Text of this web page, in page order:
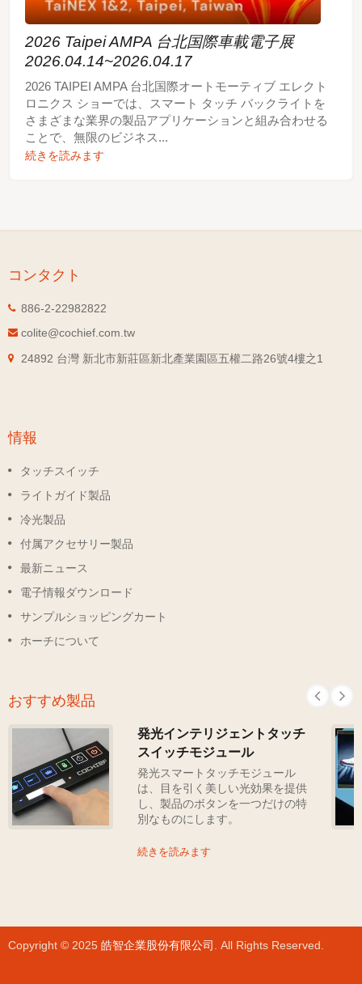
2026 Taipei AMPA 台北国際車載電子展
2026.04.14~2026.04.17
2026 TAIPEI AMPA 台北国際オートモーティブ エレクト
ロニクス ショーでは、スマート タッチ バックライトを
さまざまな業界の製品アプリケーションと組み合わせる
ことで、無限のビジネス...
続きを読みます
コンタクト
886-2-22982822
colite@cochief.com.tw
24892 台灣 新北市新莊區新北產業園區五權二路26號4樓之1
情報
タッチスイッチ
ライトガイド製品
冷光製品
付属アクセサリー製品
最新ニュース
電子情報ダウンロード
サンプルショッピングカート
ホーチについて
おすすめ製品
発光インテリジェントタッチ
スイッチモジュール
発光スマートタッチモジュール
は、目を引く美しい光効果を提供
し、製品のボタンを一つだけの特
別なものにします。
続きを読みます
Copyright © 2025 皓智企業股份有限公司 . All Rights Reserved.